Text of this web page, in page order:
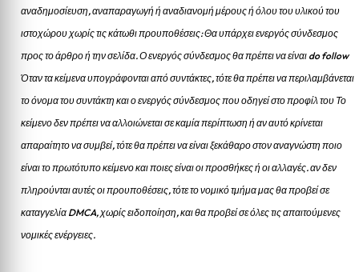
αναδημοσίευση, αναπαραγωγή ή αναδιανομή μέρους ή όλου του υλικού του
ιστοχώρου χωρίς τις κάτωθι προυποθέσεις: Θα υπάρχει ενεργός σύνδεσμος
προς το άρθρο ή την σελίδα.Ο ενεργός σύνδεσμος θα πρέπει να είναι do follow
Όταν τα κείμενα υπογράφονται από συντάκτες, τότε θα πρέπει να περιλαμβάνεται
το όνομα του συντάκτη και ο ενεργός σύνδεσμος που οδηγεί στο προφίλ του Το
κείμενο δεν πρέπει να αλλοιώνεται σε καμία περίπτωση ή αν αυτό κρίνεται
απαραίτητο να συμβεί, τότε θα πρέπει να είναι ξεκάθαρο στον αναγνώστη ποιο
είναι το πρωτότυπο κείμενο και ποιες είναι οι προσθήκες ή οι αλλαγές. αν δεν
πληρούνται αυτές οι προυποθέσεις, τότε το νομικό τμήμα μας θα προβεί σε
καταγγελία DMCA, χωρίς ειδοποίηση, και θα προβεί σε όλες τις απαιτούμενες
νομικές ενέργειες.